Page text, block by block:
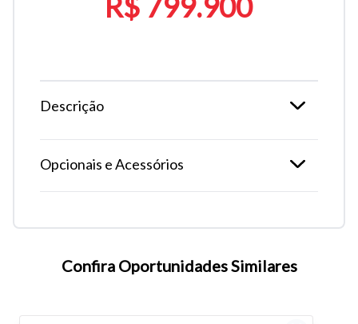
Tamanho do texto
Descrição
Opcionais e Acessórios
Confira Oportunidades Similares